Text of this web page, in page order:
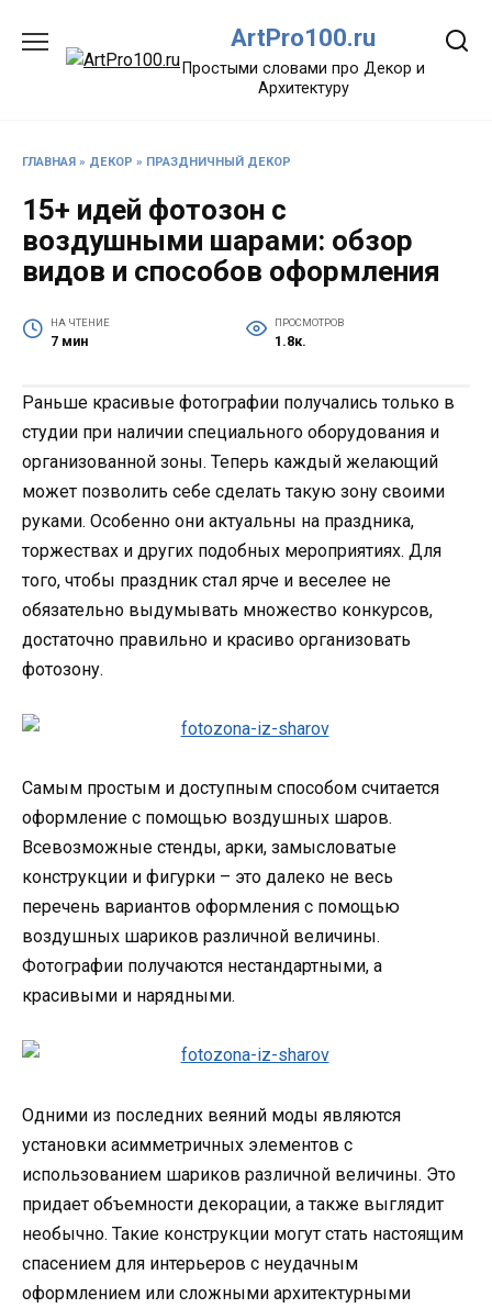
содержанию
ArtPro100.ru
Простыми словами про Декор и
Архитектуру
ГЛАВНАЯ » ДЕКОР » ПРАЗДНИЧНЫЙ ДЕКОР
15+ идей фотозон с
воздушными шарами: обзор
видов и способов оформления
НА ЧТЕНИЕ
7 мин
ПРОСМОТРОВ
1.8к.
Раньше красивые фотографии получались только в
студии при наличии специального оборудования и
организованной зоны. Теперь каждый желающий
может позволить себе сделать такую зону своими
руками. Особенно они актуальны на праздника,
торжествах и других подобных мероприятиях. Для
того, чтобы праздник стал ярче и веселее не
обязательно выдумывать множество конкурсов,
достаточно правильно и красиво организовать
фотозону.
Самым простым и доступным способом считается
оформление с помощью воздушных шаров.
Всевозможные стенды, арки, замысловатые
конструкции и фигурки – это далеко не весь
перечень вариантов оформления с помощью
воздушных шариков различной величины.
Фотографии получаются нестандартными, а
красивыми и нарядными.
Одними из последних веяний моды являются
установки асимметричных элементов с
использованием шариков различной величины. Это
придает объемности декорации, а также выглядит
необычно. Такие конструкции могут стать настоящим
спасением для интерьеров с неудачным
оформлением или сложными архитектурными